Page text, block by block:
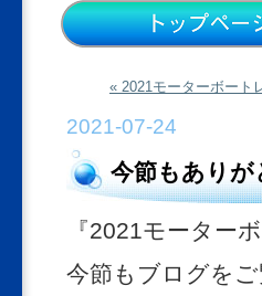
« 2021モーターボー
2021-07-24
今節もありが
『2021モーター
今節もブログを